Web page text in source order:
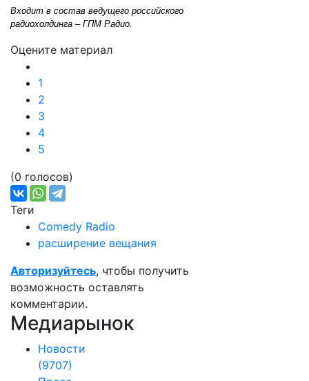
Входит в состав ведущего российского
радиохолдинга – ГПМ Радио.
Оцените материал
1
2
3
4
5
(0 голосов)
Теги
Comedy Radio
расширение вещания
Авторизуйтесь, чтобы получить
возможность оставлять
комментарии.
Медиарынок
Новости
(9707)